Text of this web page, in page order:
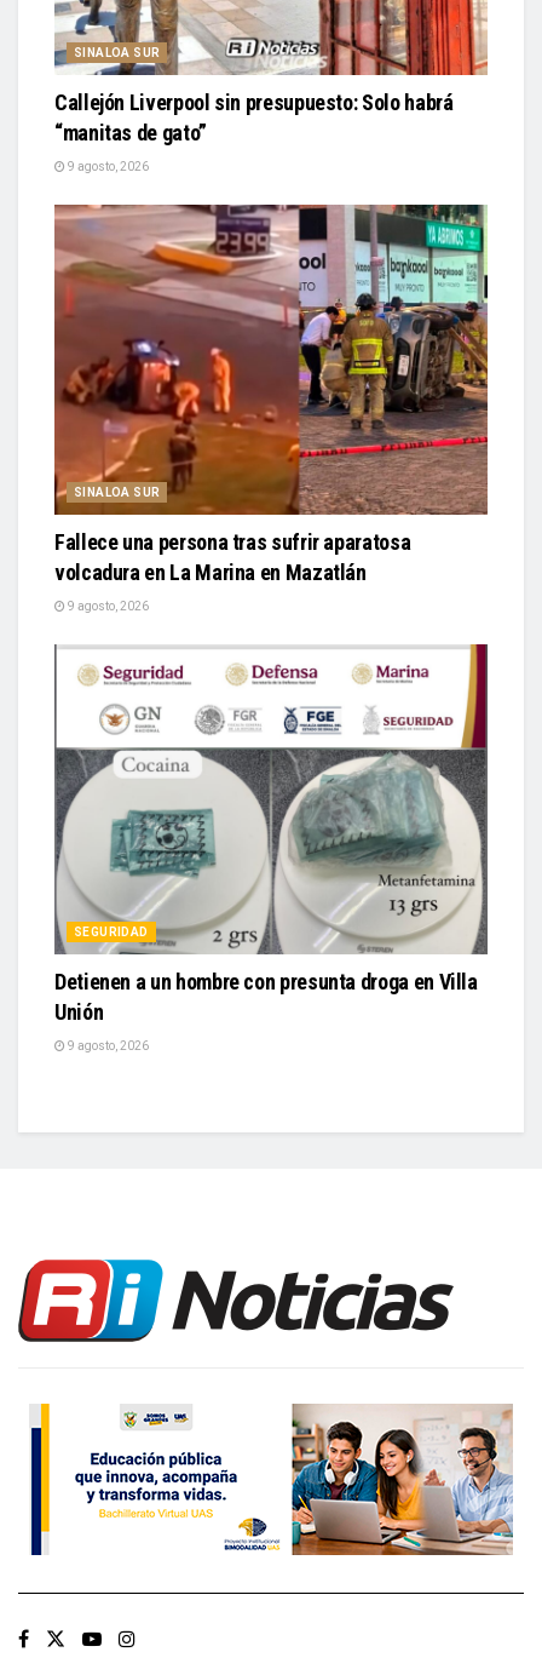
SINALOA SUR
Callejón Liverpool sin presupuesto: Solo habrá
“manitas de gato”
9 agosto, 2026
SINALOA SUR
Fallece una persona tras sufrir aparatosa
volcadura en La Marina en Mazatlán
9 agosto, 2026
SEGURIDAD
Detienen a un hombre con presunta droga en Villa
Unión
9 agosto, 2026